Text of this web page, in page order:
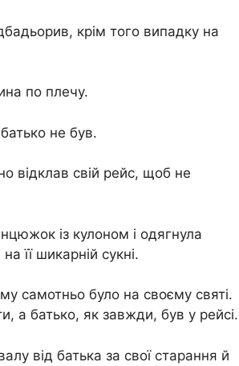
крім того випадку на
по плечу.
не був.
відклав свій рейс, щоб не
із кулоном і одягнула
її шикарній сукні.
самотньо було на своєму святі.
а батько, як завжди, був у рейсі.
від батька за свої старання й